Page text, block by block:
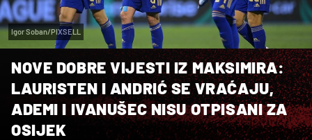
Igor Soban/PIXSELL
NOVE DOBRE VIJESTI IZ MAKSIMIRA:
LAURISTEN I ANDRIĆ SE VRAĆAJU,
ADEMI I IVANUŠEC NISU OTPISANI ZA
OSIJEK